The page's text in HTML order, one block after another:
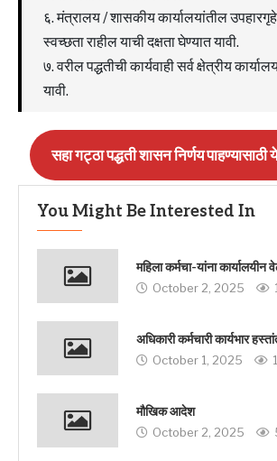
६. मंत्रालय / शासकीय कार्यालयांतील
स्वच्छता राहील याची दक्षता घेण्यात यावी.
७. वरील पद्धतीची कार्यवाही सर्व क्षेत्रीय
यावी.
सहा गट्ठा पद्धती शासन निर्णय
You Might Be Interested In
महिला कर्मचा-यांना
October 2, 2025
अधिकारी कर्मचारी कार्यभार
October 1, 2025
मौखिक आदेश
October 2, 2025